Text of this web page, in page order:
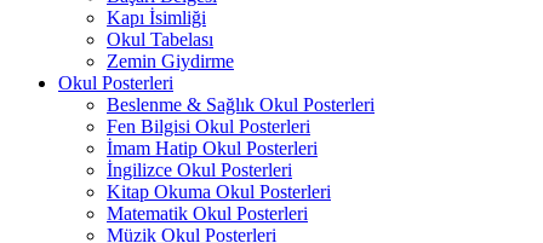
Kapı İsimliği
Okul Tabelası
Zemin Giydirme
Okul Posterleri
Beslenme & Sağlık Okul Posterleri
Fen Bilgisi Okul Posterleri
İmam Hatip Okul Posterleri
İngilizce Okul Posterleri
Kitap Okuma Okul Posterleri
Matematik Okul Posterleri
Müzik Okul Posterleri